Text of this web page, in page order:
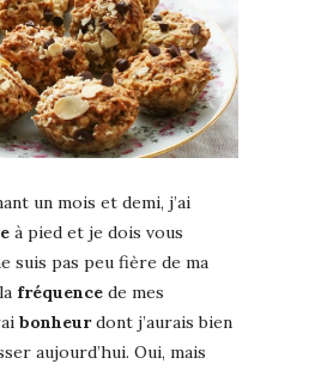
un mois et demi, j’ai
à pied et je dois vous
suis pas peu fière de ma
fréquence de mes
bonheurdont j’aurais bien
aujourd’hui. Oui, mais